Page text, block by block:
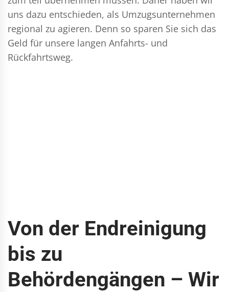
uns dazu entschieden, als Umzugsunternehmen
regional zu agieren. Denn so sparen Sie sich das
Geld für unsere langen Anfahrts- und
Rückfahrtsweg.
Von der Endreinigung
bis zu
Behördengängen – Wir